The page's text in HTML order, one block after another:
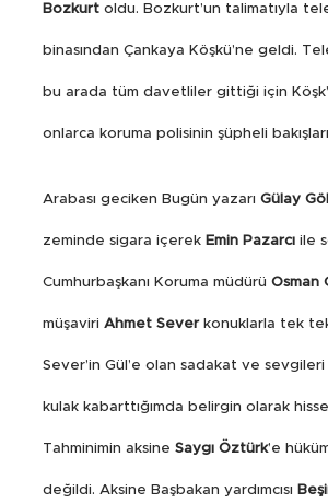
Bozkurt oldu. Bozkurt’un talimatıyla
binasından Çankaya Köşkü’ne geldi.
bu arada tüm davetliler gittiği için
onlarca koruma polisinin şüpheli
Arabası geciken Bugün yazarı Gülay
zeminde sigara içerek Emin Pazarcı ile
Cumhurbaşkanı Koruma müdürü Osman
müşaviri Ahmet Severkonuklarla tek
Sever’in Gül’e olan sadakat ve
kulak kabarttığımda belirgin olarak
Tahminimin aksine Saygı Öztürk’e
değildi. Aksine Başbakan yardımcısı